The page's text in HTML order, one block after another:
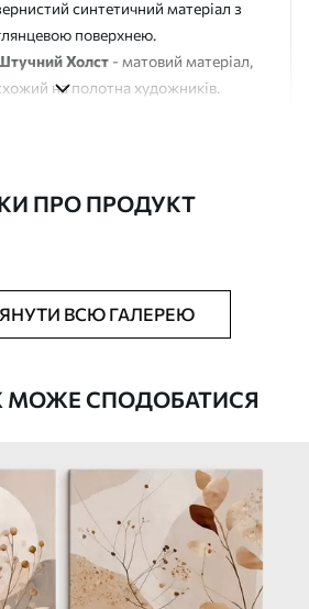
синтетичний матеріал з
поверхнею.
Холст - матовий матеріал,
на полотна художників.
додати лакове покриття.
запаху
полотна
ПРО ПРОДУКТ
ВСЮ ГАЛЕРЕЮ
МОЖЕ СПОДОБАТИСЯ